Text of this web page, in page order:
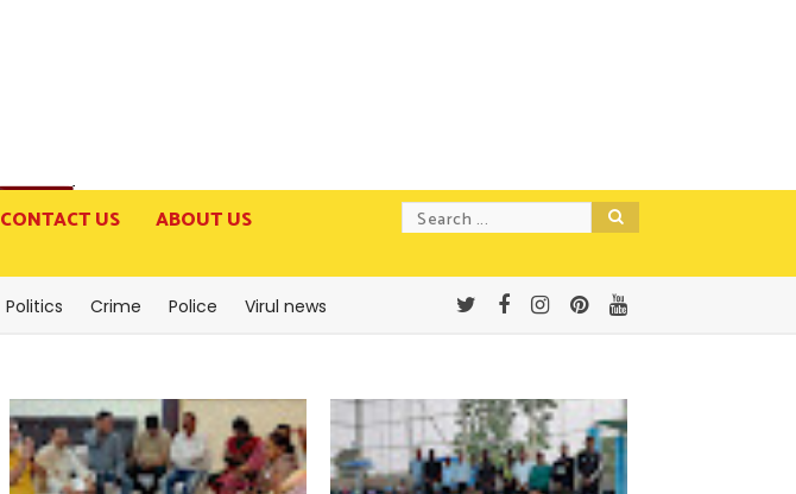
CONTACT US
ABOUT US
Politics Crime Police Virul news